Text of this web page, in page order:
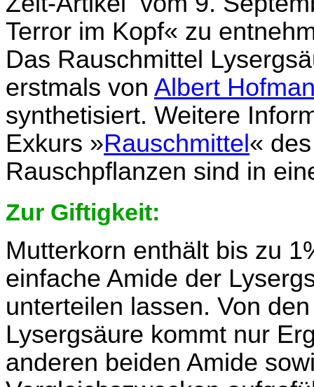
Terror im Kopf« zu
Das Rauschmittel
erstmals von Albert
synthetisiert. Weitere
Exkurs »Rauschmittel «
Rauschpflanzen sind in
Zur Giftigkeit:
Mutterkorn enthält bis zu
einfache Amide der
unterteilen lassen. Von
Lysergsäure kommt nur
anderen beiden Amide